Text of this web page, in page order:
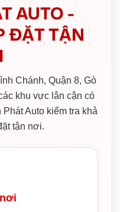
AUTO -
ĐẶT TẬN
Chánh, Quận 8, Gò
khu vực lân cận có
Auto kiểm tra khả
tận nơi.